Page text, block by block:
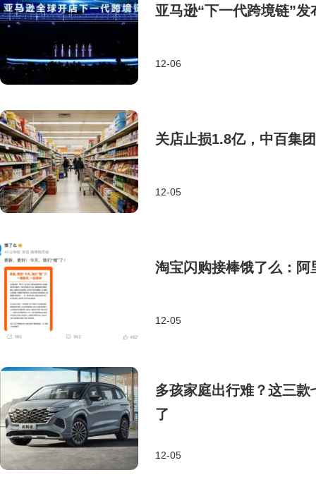
亚马逊“下一代跨境链”
12-06
关店止损1.8亿，中百集
12-05
淘宝闪购接棒饿了么：
12-05
多孩家庭出行难？这三
了
12-05